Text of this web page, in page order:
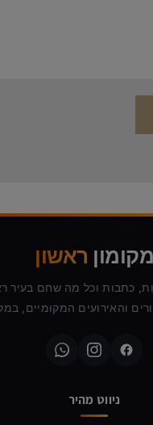
מקומון ראשון
כתבות וכל מה שחם בעיר
והאירועים המקומיים,
ניווט מהיר